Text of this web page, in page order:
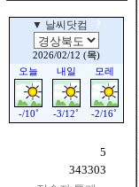
5
343303